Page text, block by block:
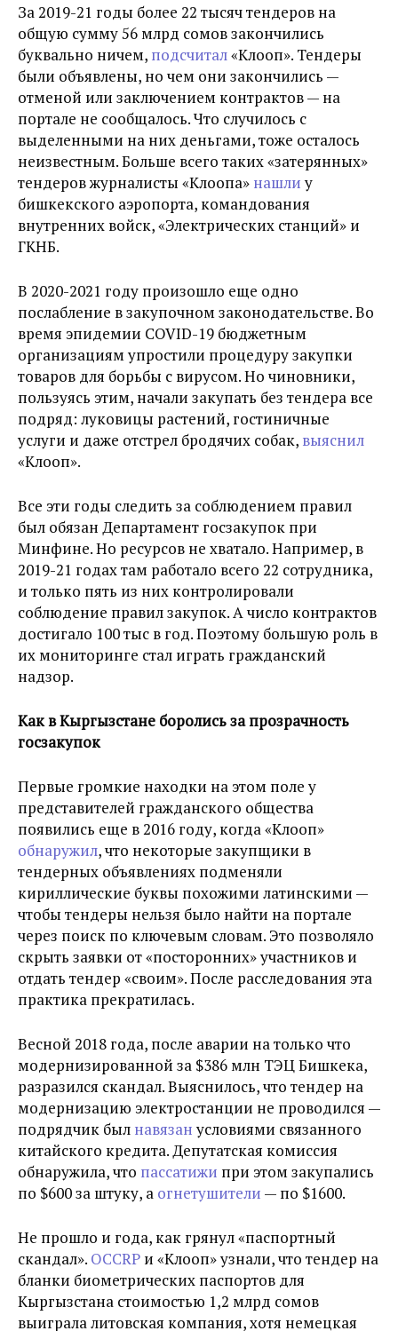
За 2019-21 годы более 22 тысяч тендеров на
общую сумму 56 млрд сомов закончились
буквально ничем, подсчитал«Клооп». Тендеры
были объявлены, но чем они закончились —
отменой или заключением контрактов — на
портале не сообщалось. Что случилось с
выделенными на них деньгами, тоже осталось
неизвестным. Больше всего таких «затерянных»
тендеров журналисты «Клоопа» нашли у
бишкекского аэропорта, командования
внутренних войск, «Электрических станций» и
ГКНБ.
В 2020-2021 году произошло еще одно
послабление в закупочном законодательстве. Во
время эпидемии COVID-19 бюджетным
организациям упростили процедуру закупки
товаров для борьбы с вирусом. Но чиновники,
пользуясь этим, начали закупать без тендера все
подряд: луковицы растений, гостиничные
услуги и даже отстрел бродячих собак, выяснил
«Клооп».
Все эти годы следить за соблюдением правил
был обязан Департамент госзакупок при
Минфине.Но ресурсов не хватало. Например, в
2019-21 годах там работало всего 22 сотрудника,
и только пять из них контролировали
соблюдение правил закупок. А число контрактов
достигало 100 тыс в год.Поэтому большую роль в
их мониторинге стал играть гражданский
надзор.
Как в Кыргызстане боролись за прозрачность
госзакупок
Первые громкие находки на этом поле у
представителей гражданского общества
появились еще в 2016 году, когда «Клооп»
обнаружил, что некоторые закупщики в
тендерных объявлениях подменяли
кириллические буквы похожими латинскими —
чтобы тендеры нельзя было найти на портале
через поиск по ключевым словам. Это позволяло
скрыть заявки от «посторонних» участников и
отдать тендер «своим». После расследования эта
практика прекратилась.
Весной 2018 года, после аварии на только что
модернизированной за $386 млн ТЭЦ Бишкека,
разразился скандал. Выяснилось, что тендер на
модернизацию электростанции не проводился —
подрядчик был навязанусловиями связанного
китайского кредита. Депутатская комиссия
обнаружила, что пассатижи при этом закупались
по $600 за штуку, а огнетушители — по $1600.
Не прошло и года, как грянул «паспортный
скандал». OCCRP и «Клооп» узнали, что тендер на
бланки биометрических паспортов для
Кыргызстана стоимостью 1,2 млрд сомов
выиграла литовская компания, хотя немецкая